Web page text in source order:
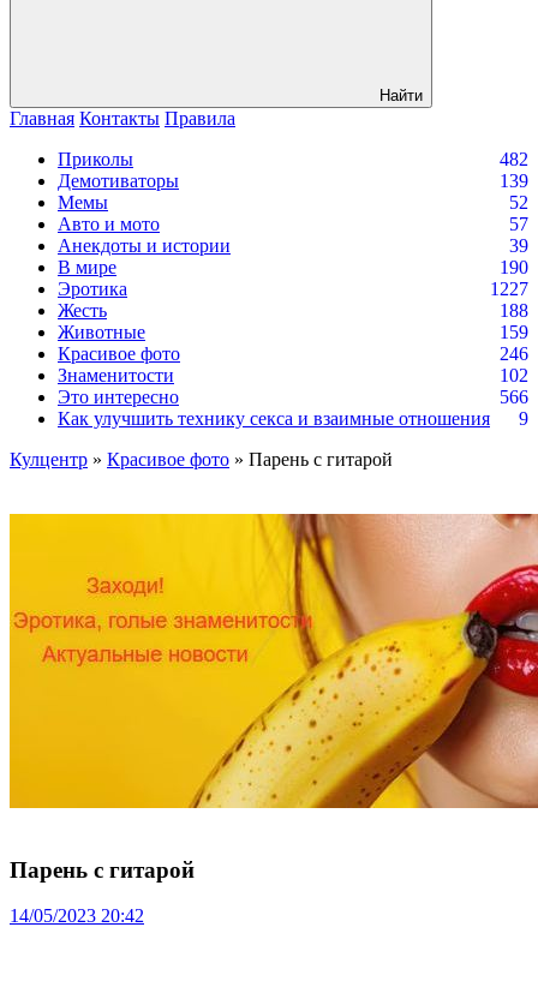
Найти
Главная Контакты Правила
Приколы
482
Демотиваторы
139
Мемы
52
Авто и мото
57
Анекдоты и истории
39
В мире
190
Эротика
1227
Жесть
188
Животные
159
Красивое фото
246
Знаменитости
102
Это интересно
566
Как улучшить технику секса и взаимные отношения
9
Кулцентр » Красивое фото » Парень с гитарой
Парень с гитарой
14/05/2023 20:42